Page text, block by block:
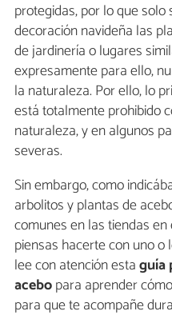
protegidas, por lo que
decoración navideña las
de jardinería o lugares
expresamente para ello,
la naturaleza. Por ello, lo
está totalmente prohibido
naturaleza, y en algunos
severas.
Sin embargo, como
arbolitos y plantas de
comunes en las tiendas
piensas hacerte con uno
lee con atención estaguía
acebopara aprender
para que te acompañe